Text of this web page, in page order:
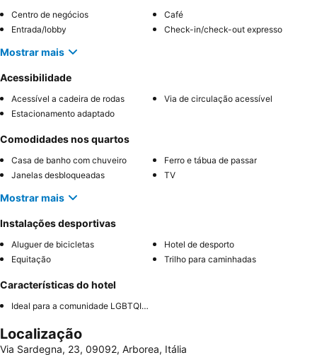
Centro de negócios
Café
Entrada/lobby
Check-in/check-out expresso
Mostrar mais
Acessibilidade
Acessível a cadeira de rodas
Via de circulação acessível
Estacionamento adaptado
Comodidades nos quartos
Casa de banho com chuveiro
Ferro e tábua de passar
Janelas desbloqueadas
TV
Mostrar mais
Instalações desportivas
Aluguer de bicicletas
Hotel de desporto
Equitação
Trilho para caminhadas
Características do hotel
Ideal para a comunidade LGBTQIA+
Localização
Via Sardegna, 23, 09092, Arborea, Itália